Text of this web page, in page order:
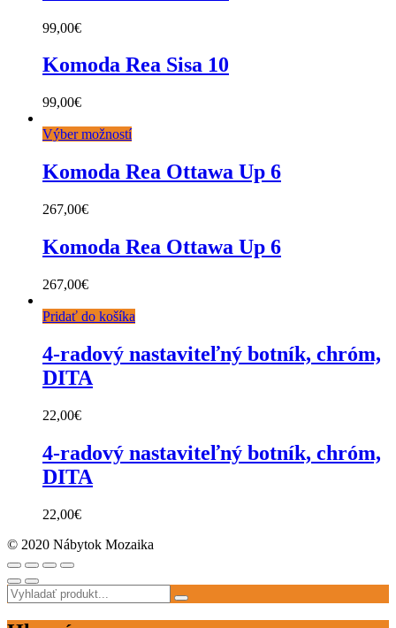
99,00€
Komoda Rea Sisa 10
99,00€
Výber možností
Komoda Rea Ottawa Up 6
267,00€
Komoda Rea Ottawa Up 6
267,00€
Pridať do košíka
4-radový nastaviteľný botník, chróm,
DITA
22,00€
4-radový nastaviteľný botník, chróm,
DITA
22,00€
© 2020 Nábytok Mozaika